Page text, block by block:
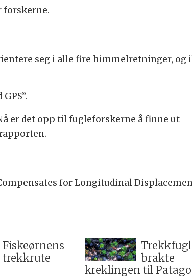
seg i alle fire himmelretninger, og
er det opp til fugleforskerne å finne ut
for Longitudinal
Fiskeørnens
trekkrute
Trekkfugl
brakte
kreklingen til